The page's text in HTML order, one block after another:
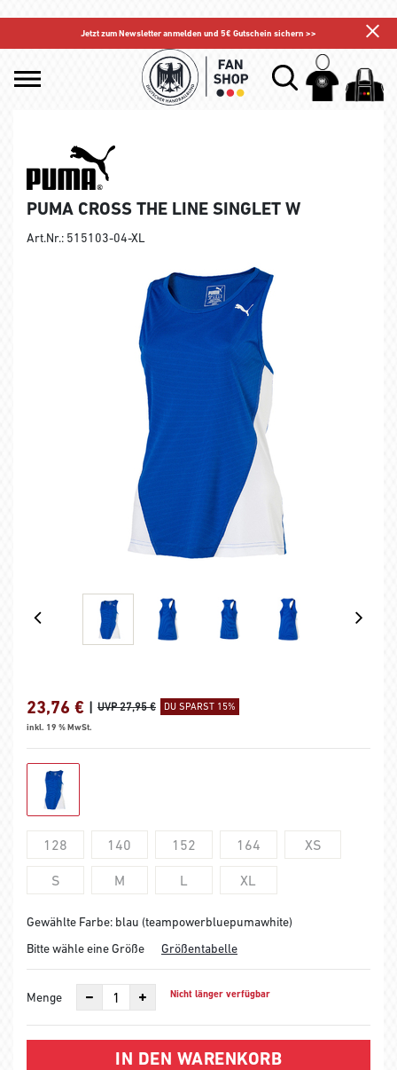
Jetzt zum Newsletter anmelden und 5€ Gutschein sichern >>
PUMA CROSS THE LINE SINGLET W
Art.Nr.: 515103-04-XL
23,76 € | UVP 27,95 € DU SPARST 15%
inkl. 19 % MwSt.
128 140 152 164 XS
S M L XL
Gewählte Farbe: blau (teampowerbluepumawhite)
Bitte wähle eine Größe
Größentabelle
Menge Nicht länger verfügbar
IN DEN WARENKORB